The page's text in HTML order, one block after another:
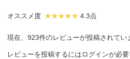
オススメ度 4.3点
現在、923件のレビューが投稿されてい
レビューを投稿するにはログインが必要